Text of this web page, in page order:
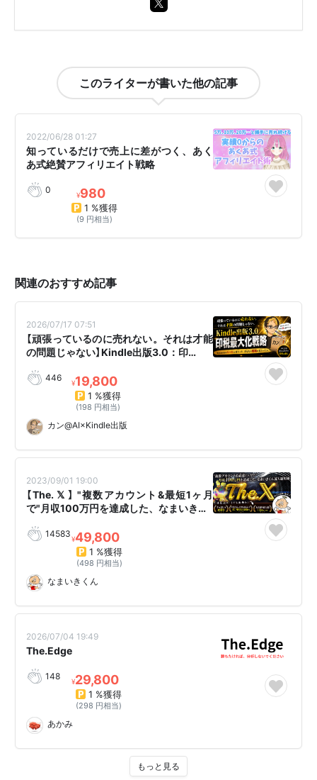
このライターが書いた他の記事
2022/06/28 01:27
知っているだけで売上に差がつく、あく
あ式絶賛アフィリエイト戦略
0 ¥980
1 %獲得
(9 円相当)
関連のおすすめ記事
2026/07/17 07:51
【頑張っているのに売れない。それは才能
の問題じゃない】Kindle出版3.0：印…
446 ¥19,800
1 %獲得
(198 円相当)
カン@AI×Kindle出版
2023/09/01 19:00
【The. 𝕏 】 "複数アカウント&最短1ヶ月
で"月収100万円を達成した、なまいき…
14583¥49,800
1 %獲得
(498 円相当)
なまいきくん
2026/07/04 19:49
The.Edge
148 ¥29,800
1 %獲得
(298 円相当)
あかみ
もっと見る